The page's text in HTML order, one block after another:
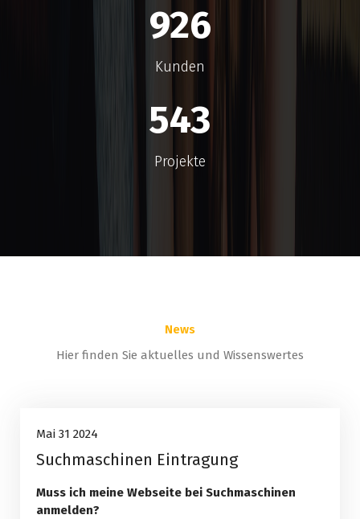
926
Kunden
543
Projekte
News
Hier finden Sie aktuelles und Wissenswertes
31
Mai, 2024
Mai 31 2024
Suchmaschinen Eintragung
Muss ich meine Webseite bei Suchmaschinen
anmelden?